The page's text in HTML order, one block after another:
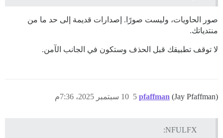
صور الحاويات، وليست صورًا. إصدارات قديمة إلى حد ما من
منتدياتك.
لا توقف تطبيقك قبل الحذف وستكون في الجانب الآمن.
pfaffman (Jay Pfaffman) 10 سبتمبر 2025، 7:36م 5
NFULFX: